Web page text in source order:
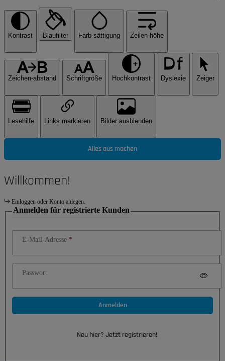
Kontrast Blaufilter Farb-sättigung Zeilen-höhe
Zeichen-abstand Schriftgröße Hochkontrast Dyslexie Zeiger
Lesehilfe Links markieren Bilder ausblenden
Alles aus machen
Willkommen!
Einloggen oder Konto anlegen.
Anmelden für registrierte Kunden
E-Mail-Adresse
Passwort
Anmelden
Neu hier? Jetzt registrieren!